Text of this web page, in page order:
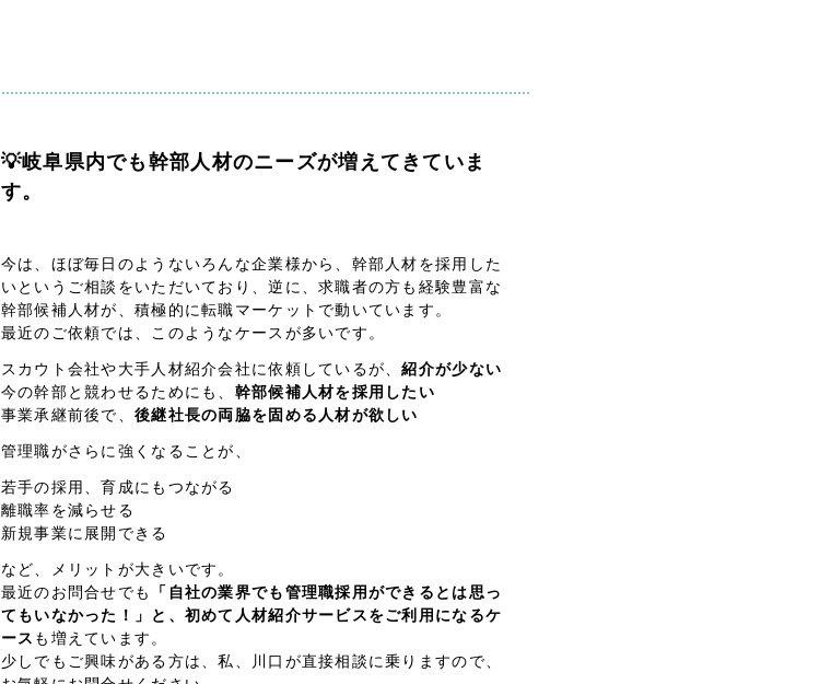
💡岐阜県内でも幹部人材のニーズが増えてきていま
す。
今は、ほぼ毎日のようないろんな企業様から、 幹部人材を採用した
いというご相談をいただいており、逆に、求職者の方も経験豊富な
幹部候補人材が、 積極的に転職マーケットで動いています。
最近のご依頼では、このようなケースが多いです。
スカウト会社や大手人材紹介会社に依頼しているが、紹介が少ない
今の幹部と競わせるためにも、 幹部候補人材を採用したい
事業承継前後で、 後継社長の両脇を固める人材が欲しい
管理職がさらに強くなることが、
若手の採用、育成にもつながる
離職率を減らせる
新規事業に展開できる
など、メリットが大きいです。
最近のお問合せでも
「自社の業界でも管理職採用ができるとは思っ
てもいなかった！」と、初めて人材紹介サービスをご利用になるケ
ース も増えています。
少しでもご興味がある方は、私、川口が直接相談に乗りますので、